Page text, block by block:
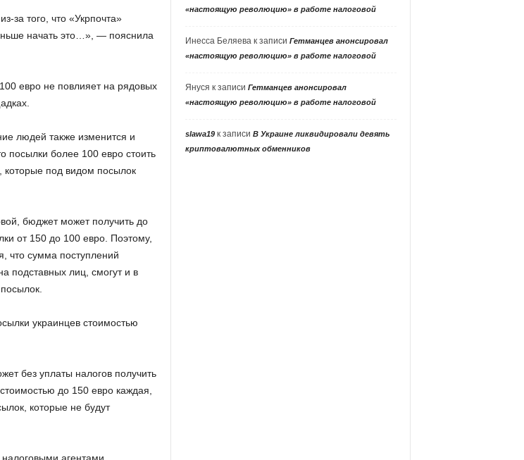
за того, что «Укрпочта»
начать это…», — пояснила
евро не повлияет на рядовых
людей также изменится и
посылки более 100 евро стоить
которые под видом посылок
бюджет может получить до
от 150 до 100 евро. Поэтому,
что сумма поступлений
подставных лиц, смогут и в
украинцев стоимостью
без уплаты налогов получить
до 150 евро каждая,
которые не будут
«настоящую революцию» в работе налоговой
Инесса Беляевак записи Гетманцев анонсировал
«настоящую революцию» в работе налоговой
Януся к записи Гетманцев анонсировал
«настоящую революцию» в работе налоговой
slawa19к записи В Украине ликвидировали девять
криптовалютных обменников